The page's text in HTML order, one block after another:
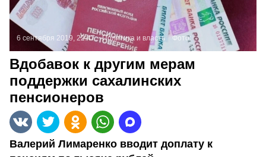
6 сентября 2019, 22:47 Политика и власть Фото:
Вдобавок к другим мерам
поддержки сахалинских
пенсионеров
Валерий Лимаренко вводит доплату к